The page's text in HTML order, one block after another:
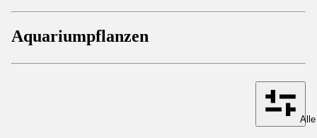
Aquariumpflanzen